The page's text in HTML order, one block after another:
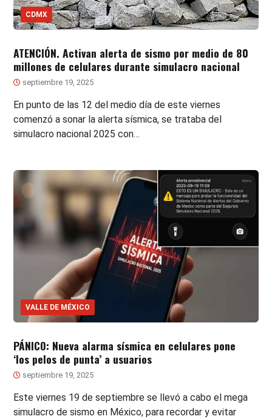
CDMX
ATENCIÓN. Activan alerta de sismo por medio de 80
millones de celulares durante simulacro nacional
septiembre 19, 2025
En punto de las 12 del medio día de este viernes
comenzó a sonar la alerta sísmica, se trataba del
simulacro nacional 2025 con…
VALLE DE MÉXICO
PÁNICO: Nueva alarma sísmica en celulares pone
‘los pelos de punta’ a usuarios
septiembre 19, 2025
Este viernes 19 de septiembre se llevó a cabo el mega
simulacro de sismo en México, para recordar y evitar